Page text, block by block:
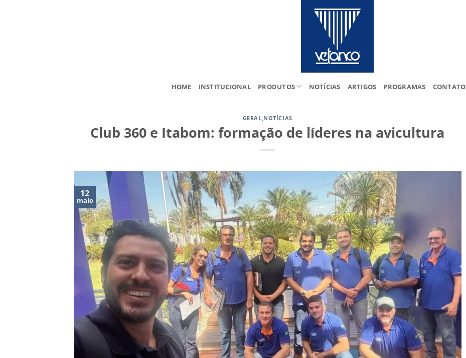
HOME INSTITUCIONAL PRODUTOS NOTÍCIAS ARTIGOS PROGRAMAS CONTATO
GERAL,NOTÍCIAS
Club 360 e Itabom: formação de líderes na avicultura
12
maio